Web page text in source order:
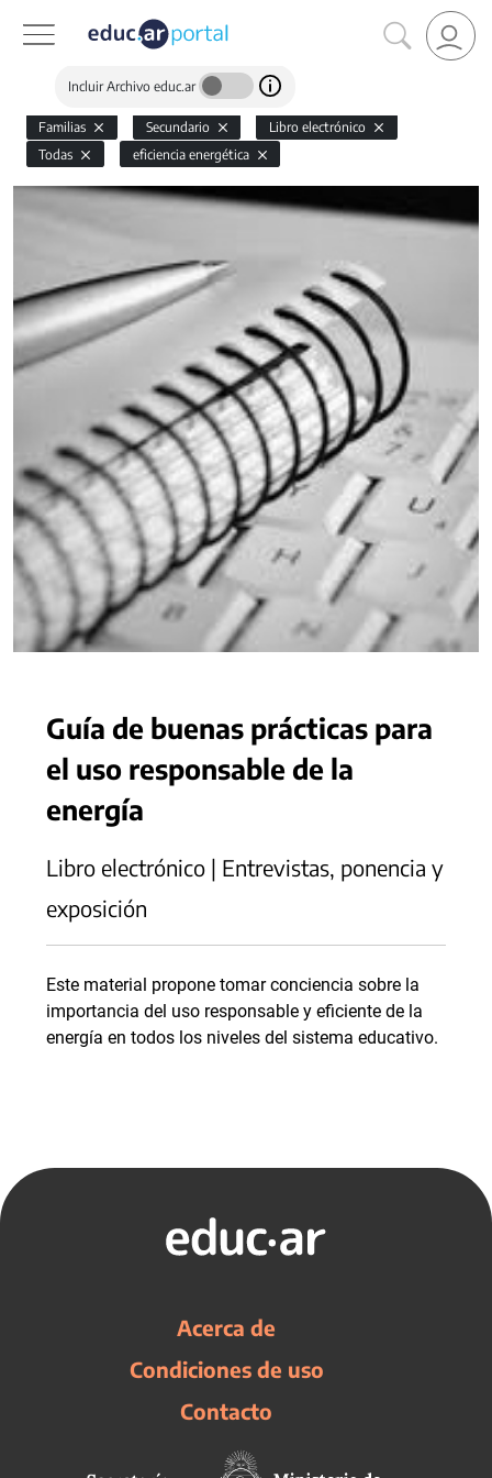
Incluir Archivo educ.ar
Familias Secundario
Libro electrónico
Todas
eficiencia energética
Guía de buenas prácticas para
el uso responsable de la
energía
Libro electrónico | Entrevistas, ponencia y
exposición
Este material propone tomar conciencia sobre la
importancia del uso responsable y eficiente de la
energía en todos los niveles del sistema educativo.
Acerca de
Condiciones de uso
Contacto